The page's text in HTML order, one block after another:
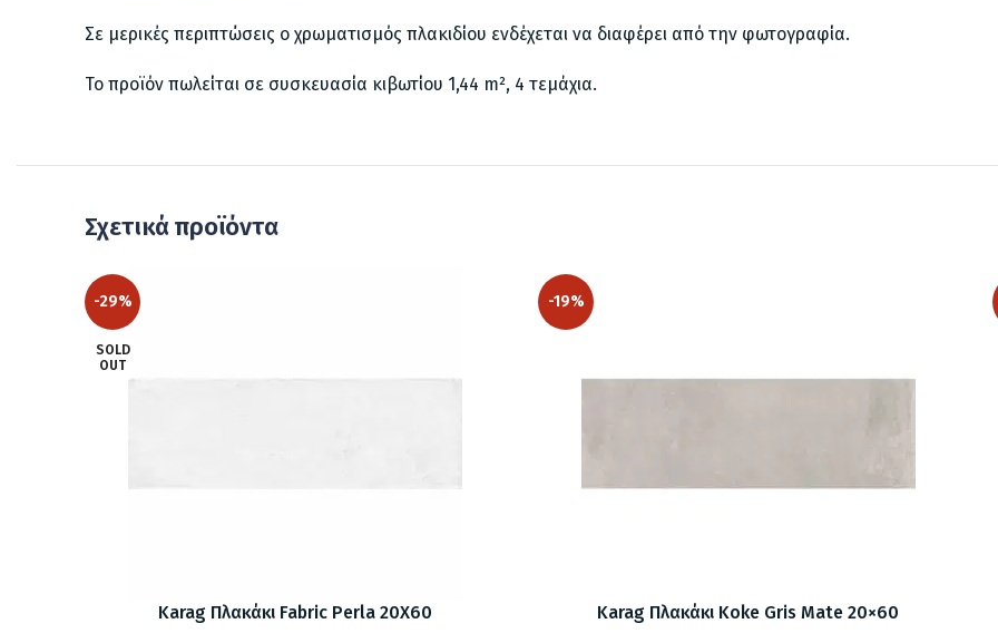
Σε μερικές περιπτώσεις ο χρωματισμός πλακιδίου ενδέχεται να διαφέρει από την φωτογραφία.
Το προϊόν πωλείται σε συσκευασία κιβωτίου 1,44 m², 4 τεμάχια.
Σχετικά προϊόντα
-29%
SOLD
OUT
Karag Πλακάκι Fabric Perla 20X60
-19%
Karag Πλακάκι Koke Gris Mate 20×60